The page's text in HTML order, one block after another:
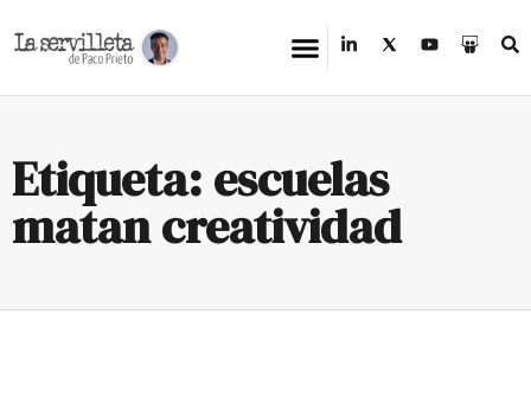
Etiqueta: escuelas
matan creatividad